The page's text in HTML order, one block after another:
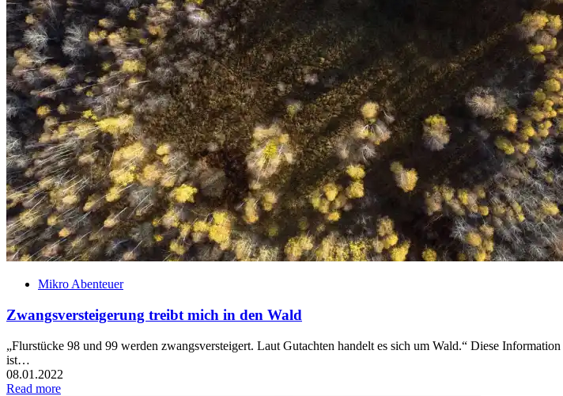
Mikro Abenteuer
Zwangsversteigerung treibt mich in den Wald
„Flurstücke 98 und 99 werden zwangsversteigert. Laut Gutachten handelt es sich um Wald.“ Diese
ist…
08.01.2022
Read more